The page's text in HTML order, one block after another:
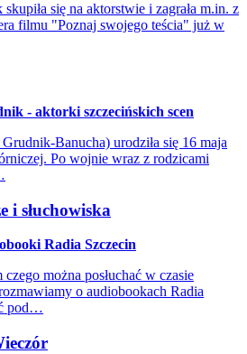
się na aktorstwie i zagrała m.in. z
filmu "Poznaj swojego teścia" już w
- aktorki szczecińskich scen
Banucha) urodziła się 16 maja
Po wojnie wraz z rodzicami
i słuchowiska
Radia Szczecin
można posłuchać w czasie
o audiobookach Radia
pod…